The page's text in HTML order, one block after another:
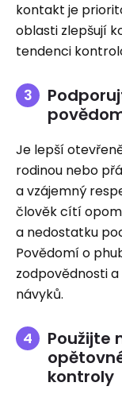
kontakt je
oblasti zlepšují
tendenci
Je lepší
rodinou nebo
a vzájemný
člověk cítí
a nedostatku
Povědomí o
zodpovědnosti
návyků.
Použijte
kontroly